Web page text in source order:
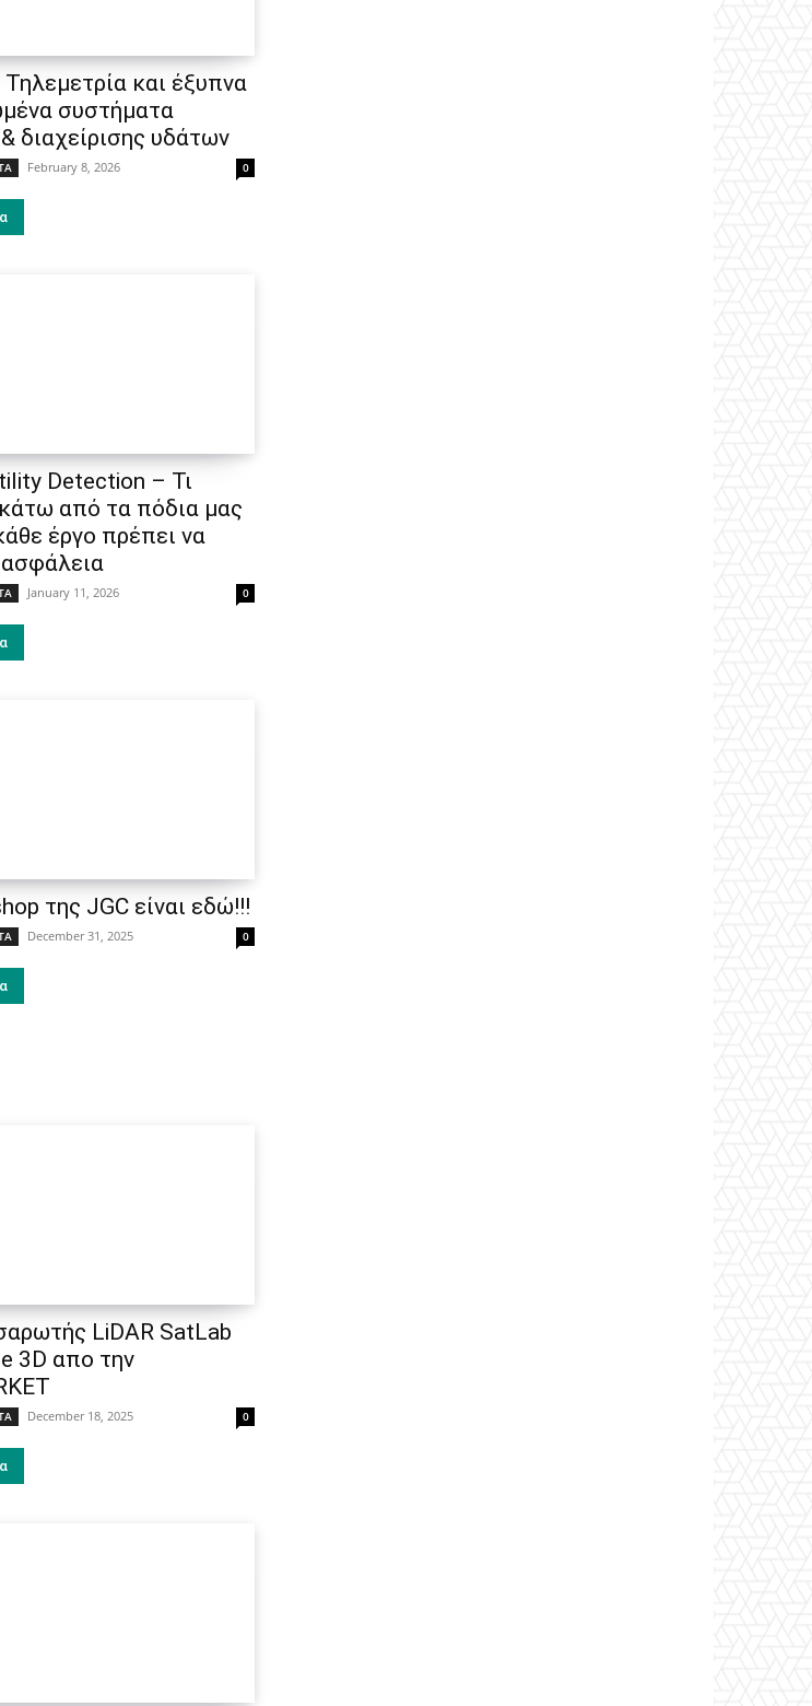
Τηλεμετρία και έξυπνα
συστήματα
διαχείρισης υδάτων
February 8, 2026 0
Detection – Τι
από τα πόδια μας
έργο πρέπει να
ασφάλεια
January 11, 2026 0
της JGC είναι εδώ!!!
December 31, 2025 0
LiDAR SatLab
3D απο την
December 18, 2025 0